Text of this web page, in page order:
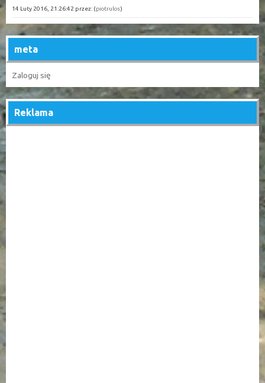
14 Luty 2016, 21:26:42 przez: (piotrulos)
meta
Zaloguj się
Reklama